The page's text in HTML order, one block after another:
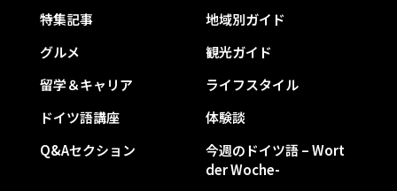
特集記事
地域別ガイド
グルメ
観光ガイド
留学＆キャリア
ライフスタイル
ドイツ語講座
体験談
Q&Aセクション
今週のドイツ語 – Wort
der Woche-